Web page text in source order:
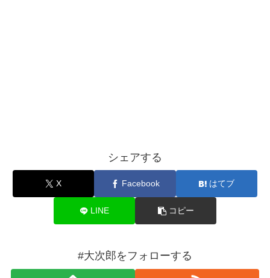
シェアする
X Facebook はてブ
LINE コピー
#大次郎をフォローする